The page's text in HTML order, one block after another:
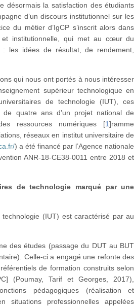
désormais la satisfaction des étudiants
d’un discours institutionnel sur les
du métier d’IgCP s’inscrit alors dans
et institutionnelle, qui met au cœur du
: les idées de résultat, de rendement,
qui nous ont portés à nous intéresser
supérieur technologique en
de technologie (IUT), ces
quatre ans d’un projet national de
ressources numériques [1]ramme
réseaux en institut universitaire de
) a été financé par l’Agence nationale
ANR-18-CE38-0011 entre 2018 et
de technologie marqué par une
(IUT) est caractérisé par au
des études (passage du DUT au BUT
Celle-ci a engagé une refonte des
de formation construits selon
(Poumay, Tarif et Georges, 2017),
pédagogiques (réalisation et
situations professionnelles appelées